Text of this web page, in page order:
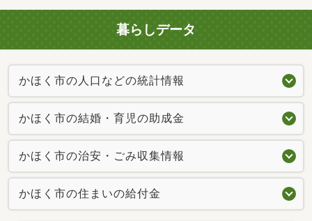
暮らしデータ
かほく市の人口などの統計情報
かほく市の結婚・育児の助成金
かほく市の治安・ごみ収集情報
かほく市の住まいの給付金